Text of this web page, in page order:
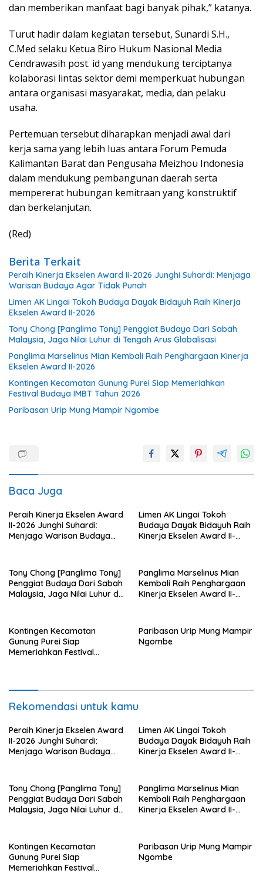
dan memberikan manfaat bagi banyak pihak,” katanya.
Turut hadir dalam kegiatan tersebut, Sunardi S.H.,
C.Med selaku Ketua Biro Hukum Nasional Media
Cendrawasih post. id yang mendukung terciptanya
kolaborasi lintas sektor demi memperkuat hubungan
antara organisasi masyarakat, media, dan pelaku
usaha.
Pertemuan tersebut diharapkan menjadi awal dari
kerja sama yang lebih luas antara Forum Pemuda
Kalimantan Barat dan Pengusaha Meizhou Indonesia
dalam mendukung pembangunan daerah serta
mempererat hubungan kemitraan yang konstruktif
dan berkelanjutan.
(Red)
Berita Terkait
Peraih Kinerja Ekselen Award II-2026 Junghi Suhardi: Menjaga
Warisan Budaya Agar Tidak Punah
Limen AK Lingai Tokoh Budaya Dayak Bidayuh Raih Kinerja
Ekselen Award II-2026
Tony Chong [Panglima Tony] Penggiat Budaya Dari Sabah
Malaysia, Jaga Nilai Luhur di Tengah Arus Globalisasi
Panglima Marselinus Mian Kembali Raih Penghargaan Kinerja
Ekselen Award II-2026
Kontingen Kecamatan Gunung Purei Siap Memeriahkan
Festival Budaya IMBT Tahun 2026
Paribasan Urip Mung Mampir Ngombe
Baca Juga
Peraih Kinerja Ekselen Award
II-2026 Junghi Suhardi:
Menjaga Warisan Budaya
Limen AK Lingai Tokoh
Budaya Dayak Bidayuh Raih
Kinerja Ekselen Award II-
Tony Chong [Panglima Tony]
Penggiat Budaya Dari Sabah
Malaysia, Jaga Nilai Luhur di
Panglima Marselinus Mian
Kembali Raih Penghargaan
Kinerja Ekselen Award II-
Kontingen Kecamatan
Gunung Purei Siap
Memeriahkan Festival
Paribasan Urip Mung Mampir
Ngombe
Rekomendasi untuk kamu
Peraih Kinerja Ekselen Award
II-2026 Junghi Suhardi:
Menjaga Warisan Budaya
Limen AK Lingai Tokoh
Budaya Dayak Bidayuh Raih
Kinerja Ekselen Award II-
Tony Chong [Panglima Tony]
Penggiat Budaya Dari Sabah
Malaysia, Jaga Nilai Luhur di
Panglima Marselinus Mian
Kembali Raih Penghargaan
Kinerja Ekselen Award II-
Kontingen Kecamatan
Gunung Purei Siap
Memeriahkan Festival
Paribasan Urip Mung Mampir
Ngombe